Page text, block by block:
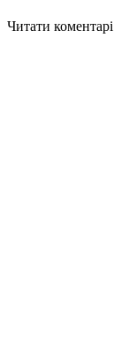
Читати коментарі